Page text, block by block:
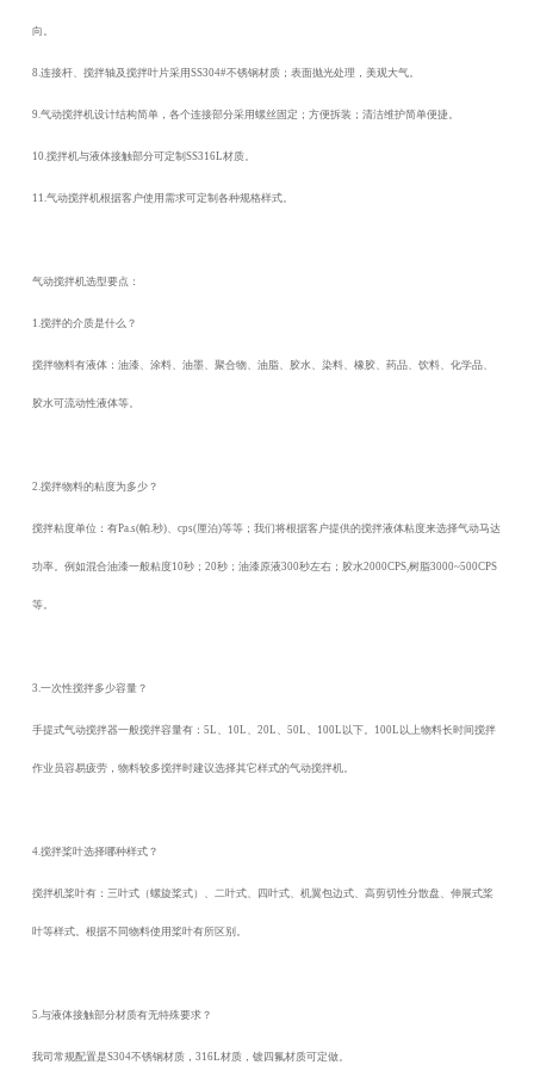
向。
8.连接杆、搅拌轴及搅拌叶片采用SS304#不锈钢材质；表面抛光处理，美观大气。
9.气动搅拌机设计结构简单，各个连接部分采用螺丝固定；方便拆装；清洁维护简单便捷。
10.搅拌机与液体接触部分可定制SS316L材质。
11.气动搅拌机根据客户使用需求可定制各种规格样式。
气动搅拌机选型要点：
1.搅拌的介质是什么？
搅拌物料有液体：油漆、涂料、油墨、聚合物、油脂、胶水、染料、橡胶、药品、饮料、化学品、
胶水可流动性液体等。
2.搅拌物料的粘度为多少？
搅拌粘度单位：有Pa.s(帕.秒)、cps(厘泊)等等；我们将根据客户提供的搅拌液体粘度来选择气动马达
功率。例如混合油漆一般粘度10秒；20秒；油漆原液300秒左右；胶水2000CPS,树脂3000~500CPS
等。
3.一次性搅拌多少容量？
手提式气动搅拌器一般搅拌容量有： 5L、10L、20L、50L、100L以下。100L以上物料长时间搅拌
作业员容易疲劳，物料较多搅拌时建议选择其它样式的气动搅拌机。
4.搅拌桨叶选择哪种样式？
搅拌机桨叶有：三叶式（螺旋桨式）、二叶式、四叶式、机翼包边式、高剪切性分散盘、伸展式桨
叶等样式。根据不同物料使用桨叶有所区别。
5.与液体接触部分材质有无特殊要求？
我司常规配置是S304不锈钢材质，316L材质，镀四氟材质可定做。